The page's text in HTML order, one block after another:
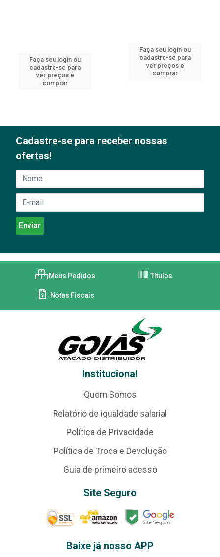
Faça seu login ou
cadastre-se para
ver preços e
comprar
Faça seu login ou
cadastre-se para
ver preços e
comprar
Cadastre-se para receber nossas
ofertas!
Meus Pedidos Títulos
Notas Fiscais
Institucional
Quem Somos
Relatório de igualdade salarial
Política de Privacidade
Política de Troca e Devolução
Guia de primeiro acesso
Site Seguro
Baixe já nosso APP